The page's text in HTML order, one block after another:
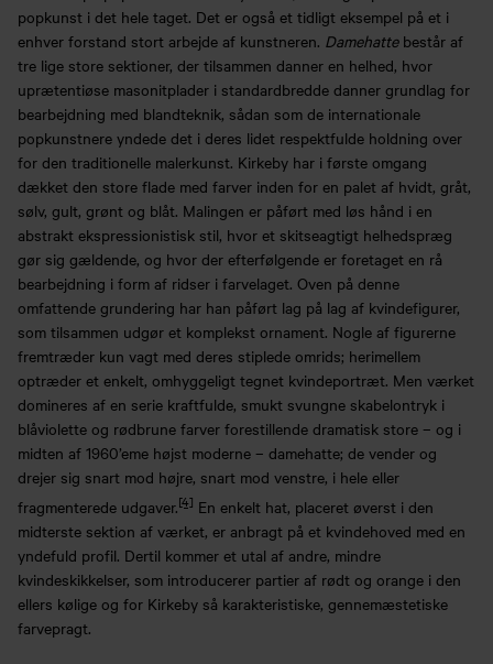
popkunst i det hele taget. Det er også et tidligt eksempel på et i
enhver forstand stort arbejde af kunstneren. Damehattebestår af
tre lige store sektioner, der tilsammen danner en helhed, hvor
uprætentiøse masonitplader i standardbredde danner grundlag for
bearbejdning med blandteknik, sådan som de internationale
popkunstnere yndede det i deres lidet respektfulde holdning over
for den traditionelle malerkunst. Kirkeby har i første omgang
dækket den store flade med farver inden for en palet af hvidt, gråt,
sølv, gult, grønt og blåt. Malingen er påført med løs hånd i en
abstrakt ekspressionistisk stil, hvor et skitseagtigt helhedspræg
gør sig gældende, og hvor der efterfølgende er foretaget en rå
bearbejdning i form af ridser i farvelaget. Oven på denne
omfattende grundering har han påført lag på lag af kvindefigurer,
som tilsammen udgør et komplekst ornament. Nogle af figurerne
fremtræder kun vagt med deres stiplede omrids; herimellem
optræder et enkelt, omhyggeligt tegnet kvindeportræt. Men værket
domineres af en serie kraftfulde, smukt svungne skabelontryk i
blåviolette og rødbrune farver forestillende dramatisk store – og i
midten af 1960’eme højst moderne – damehatte; de vender og
drejer sig snart mod højre, snart mod venstre, i hele eller
fragmenterede udgaver.[4] En enkelt hat, placeret øverst i den
midterste sektion af værket, er anbragt på et kvindehoved med en
yndefuld profil. Dertil kommer et utal af andre, mindre
kvindeskikkelser, som introducerer partier af rødt og orange i den
ellers kølige og for Kirkeby så karakteristiske, gennemæstetiske
farvepragt.